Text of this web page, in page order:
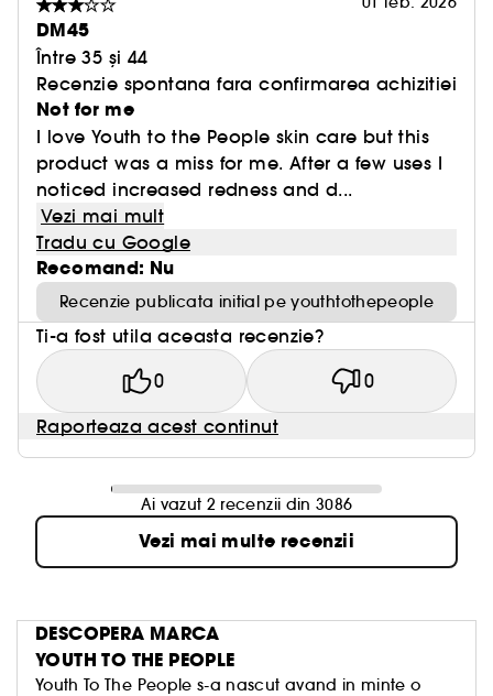
DM45
Între 35 și 44
Recenzie spontana fara confirmarea achizitiei
Not for me
I love Youth to the People skin care but this
product was a miss for me. After a few uses I
noticed increased redness and d...
Vezi mai mult
Tradu cu Google
Recomand: Nu
Recenzie publicata initial pe youthtothepeople
Ti-a fost utila aceasta recenzie?
0 0
Raporteaza acest continut
Ai vazut 2 recenzii din 3086
Vezi mai multe recenzii
DESCOPERA MARCA
YOUTH TO THE PEOPLE
Youth To The People s-a nascut avand in minte o